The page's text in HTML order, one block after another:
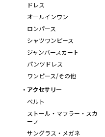
ドレス
オールインワン
ロンパース
シャツワンピース
ジャンパースカート
パンツドレス
ワンピース/その他
アクセサリー
ベルト
ストール・マフラー・スカ
ーフ
サングラス・メガネ